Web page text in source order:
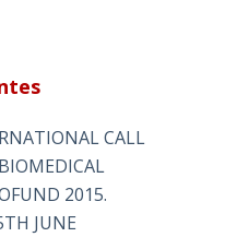
CALL
2015.
JUNE